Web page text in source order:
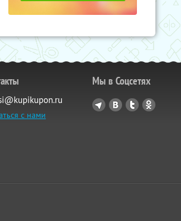
с нами
Мы в Соцсетях